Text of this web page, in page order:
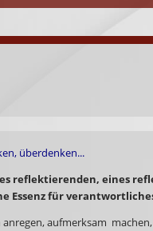
überdenken...
reflektierenden, eines
Essenz für
aufmerksam